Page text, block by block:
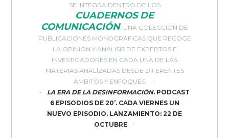
SE INTEGRA DENTRO DE LOS
CUADERNOS DE
COMUNICACIÓN, UNA COLECCIÓN DE
PUBLICACIONES MONOGRÁFICAS QUE RECOGE
LA OPINIÓN Y ANÁLISIS DE EXPERTOS E
INVESTIGADORES EN CADA UNA DE LAS
MATERIAS ANALIZADAS DESDE DIFERENTES
ÁMBITOS Y ENFOQUES.
LA ERA DE LA DESINFORMACIÓN. PODCAST
6 EPISODIOS DE 20’. CADA VIERNES UN
NUEVO EPISODIO. LANZAMIENTO: 22 DE
OCTUBRE